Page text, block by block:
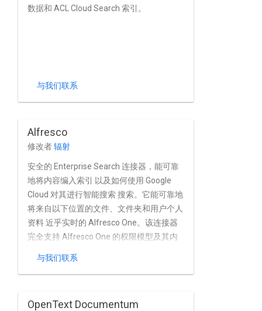
数据和 ACL Cloud Search 索引。
与我们联系
Alfresco
修改者辐射
安全的 Enterprise Search 连接器，能可靠
地将内容编入索引 以及如何使用 Google
Cloud 对其进行智能搜索 搜索。它能可靠地
将来自以下位置的文件、文件夹和用户个人
资料 近乎实时的 Alfresco One。该连接器
完全支持 Alfresco One 的权限模型及其内
Alfresco One 目录和其他目录服务。
与我们联系
OpenText Documentum